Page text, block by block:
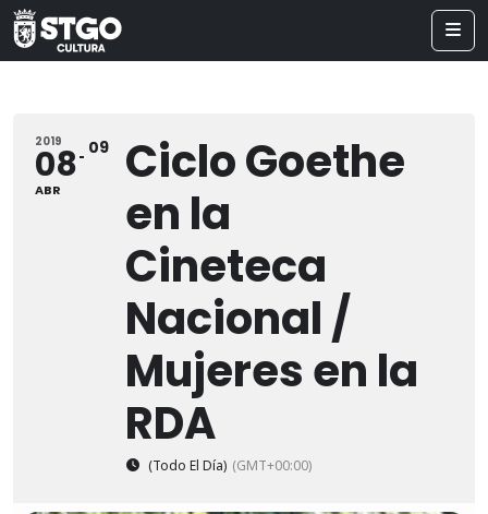
2019
08
ABR
09
Ciclo Goethe
en la
Cineteca
Nacional /
Mujeres en la
RDA
(Todo El Día) (GMT+00:00)